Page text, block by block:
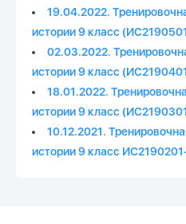
19.04.2022.
истории 9 класс
02.03.2022.
истории 9 класс
18.01.2022.
истории 9 класс
10.12.2021.
истории 9 класс